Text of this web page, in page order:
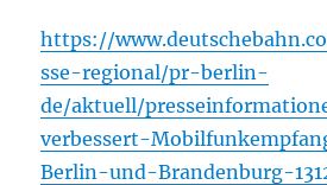
https://
sse-regional/pr-berlin-
de/aktuell/
verbessert-
Berlin-und-Brandenburg-